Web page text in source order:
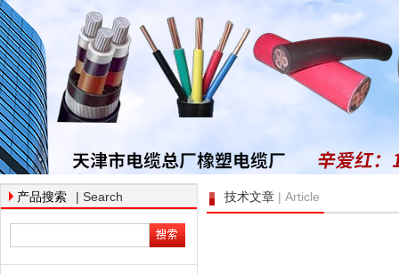
产品搜索 | Search 技术文章 | Article